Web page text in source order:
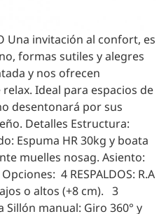
Una invitación al confort, es
formas sutiles y alegres
y nos ofrecen
Ideal para espacios de
desentonará por sus
Detalles Estructura:
Espuma HR 30kg y boata
muelles nosag. Asiento:
4 RESPALDOS: R.A
o altos (+8 cm). 3
Sillón manual: Giro 360° y